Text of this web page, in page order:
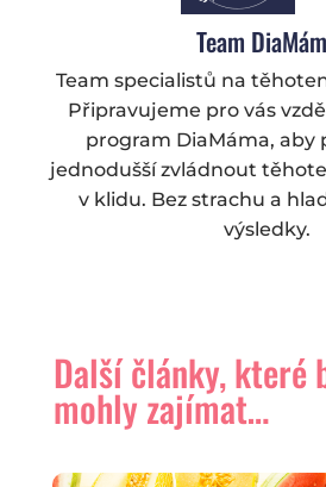
Team
Team specialistů na
Připravujeme pro vás
program DiaMáma, aby
jednodušší zvládnout
v klidu. Bez strachu a
výsledky.
Další články, které
mohly zajímat…